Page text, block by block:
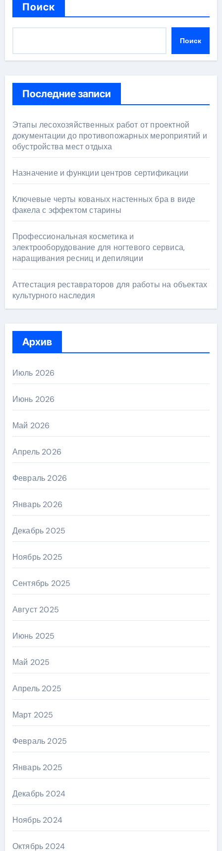
Поиск
Поиск
Последние записи
Этапы лесохозяйственных работ от проектной
документации до противопожарных мероприятий и
обустройства мест отдыха
Назначение и функции центров сертификации
Ключевые черты кованых настенных бра в виде
факела с эффектом старины
Профессиональная косметика и
электрооборудование для ногтевого сервиса,
наращивания ресниц и депиляции
Аттестация реставраторов для работы на объектах
культурного наследия
Архив
Июль 2026
Июнь 2026
Май 2026
Апрель 2026
Февраль 2026
Январь 2026
Декабрь 2025
Ноябрь 2025
Сентябрь 2025
Август 2025
Июнь 2025
Май 2025
Апрель 2025
Март 2025
Февраль 2025
Январь 2025
Декабрь 2024
Ноябрь 2024
Октябрь 2024